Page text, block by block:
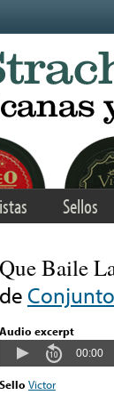
Sellos
Que Baile
de
Audio excerpt
00:00
Sello Victor